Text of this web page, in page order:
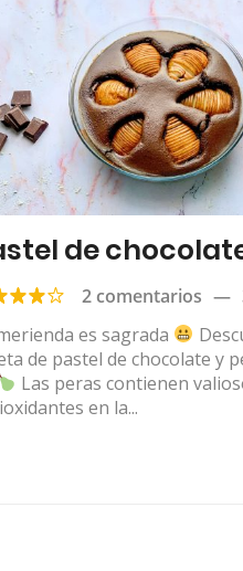
de
2 comentarios —
es sagrada
de pastel de chocolate y
Las peras contienen
en la...